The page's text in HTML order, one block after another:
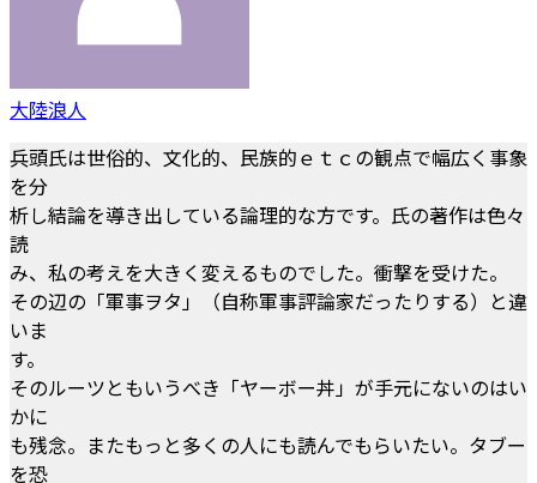
大陸浪人
兵頭氏は世俗的、文化的、民族的ｅｔｃの観点で幅広く事象
を分
析し結論を導き出している論理的な方です。氏の著作は色々
読
み、私の考えを大きく変えるものでした。衝撃を受けた。
その辺の「軍事ヲタ」（自称軍事評論家だったりする）と違
いま
す。
そのルーツともいうべき「ヤーボー丼」が手元にないのはい
かに
も残念。またもっと多くの人にも読んでもらいたい。タブー
を恐